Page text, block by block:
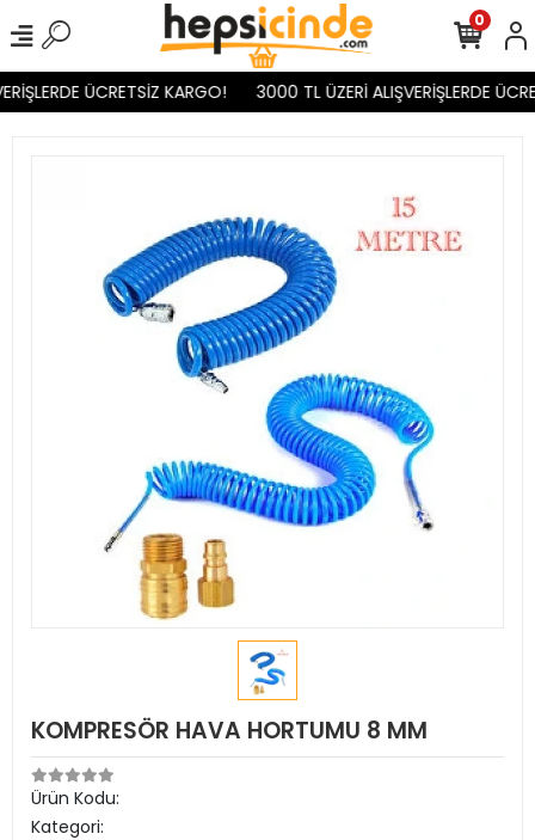
ÜCRETSİZ KARGO! 3000 TL ÜZERİ ALIŞVERİŞLERDE
0
KOMPRESÖR HAVA HORTUMU 8 MM
Ürün Kodu:
Kategori: